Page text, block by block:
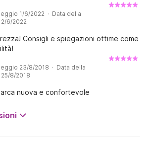
1/6/2022 · Data della
6/2022
Consigli e spiegazioni ottime come
23/8/2018 · Data della
8/2018
nuova e confortevole